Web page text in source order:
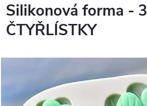
Silikonová forma - 3
ČTYŘLÍSTKY